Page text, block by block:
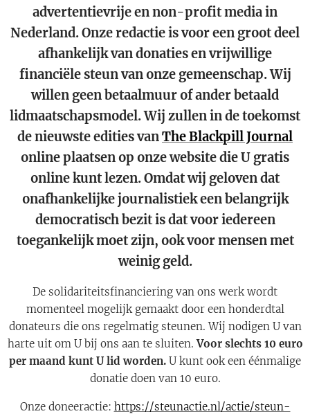
advertentievrije en non-profit media in
Nederland. Onze redactie is voor een groot deel
afhankelijk van donaties en vrijwillige
financiële steun van onze gemeenschap. Wij
willen geen betaalmuur of ander betaald
lidmaatschapsmodel. Wij zullen in de toekomst
de nieuwste edities vanThe Blackpill Journal
online plaatsen op onze website die U gratis
online kunt lezen. Omdat wij geloven dat
onafhankelijke journalistiek een belangrijk
democratisch bezit is dat voor iedereen
toegankelijk moet zijn, ook voor mensen met
weinig geld.
De solidariteitsfinanciering van ons werk wordt
momenteel mogelijk gemaakt door een honderdtal
donateurs die ons regelmatig steunen. Wij nodigen U van
harte uit om U bij ons aan te sluiten.Voor slechts 10 euro
per maand kunt U lid worden. U kunt ook een éénmalige
donatie doen van 10 euro.
Onze doneeractie: https://steunactie.nl/actie/steun-